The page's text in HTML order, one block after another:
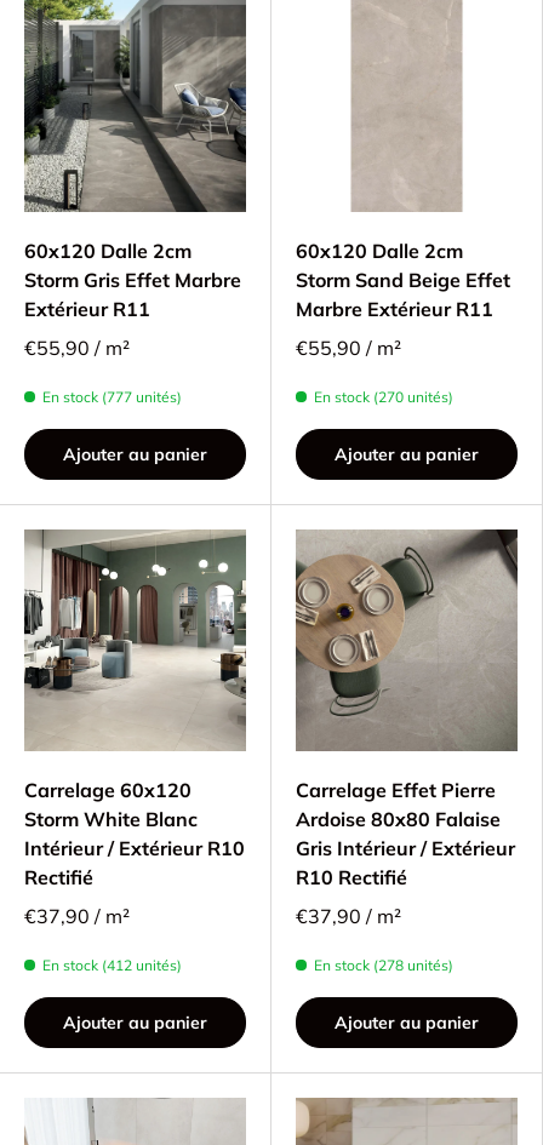
60x120 Dalle 2cm
Storm Gris Effet Marbre
Extérieur R11
€55,90 / m²
En stock (777 unités)
Ajouter au panier
60x120 Dalle 2cm
Storm Sand Beige Effet
Marbre Extérieur R11
€55,90 / m²
En stock (270 unités)
Ajouter au panier
Carrelage 60x120
Storm White Blanc
Intérieur / Extérieur R10
Rectifié
€37,90 / m²
En stock (412 unités)
Ajouter au panier
Carrelage Effet Pierre
Ardoise 80x80 Falaise
Gris Intérieur / Extérieur
R10 Rectifié
€37,90 / m²
En stock (278 unités)
Ajouter au panier